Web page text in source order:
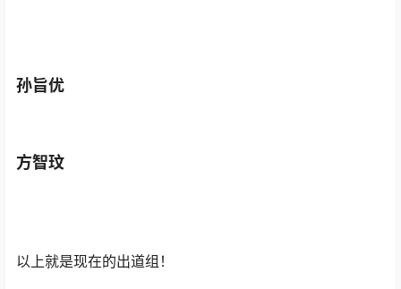
孙旨优
方智玟
以上就是现在的出道组！